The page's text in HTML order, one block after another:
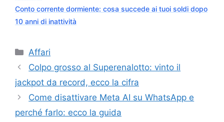
Conto corrente dormiente: cosa succede ai tuoi soldi dopo
10 anni di inattività
Categorie
Affari
Colpo grosso al Superenalotto: vinto il
jackpot da record, ecco la cifra
Come disattivare Meta AI su WhatsApp e
perché farlo: ecco la guida